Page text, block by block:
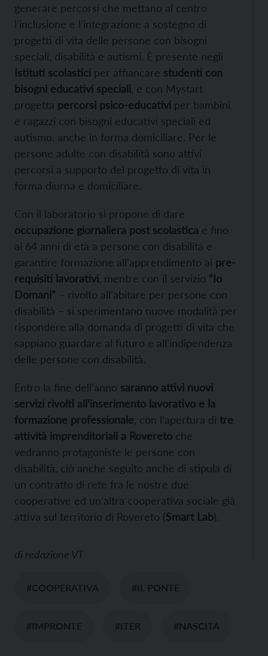
generare percorsi che mettano al centro
l’inclusione e l’integrazione a sostegno di
progetti di vita delle persone con bisogni
speciali, disabilità e autismi. È presente negli
Istituti scolastici per affiancare studenti con
bisogni educativi speciali , e con Mystart
progetta percorsi psico-educativi per bambini
e ragazzi con bisogni educativi speciali ed
autismo, anche in forma domiciliare. Per le
persone adulte con disabilità sono attivi
percorsi a supporto del progetto di vita in
forma diurna e domiciliare.
Con il laboratorio si propone di dare
occupazione giornaliera post scolastica e fino
ai 64 anni di età a persone con disabilità e
garantire formazione all’apprendimento ai pre-
requisiti lavorativi , mentre con il servizio “Io
Domani” – rivolto all’abitare per persone con
disabilità – si sperimentano nuove modalità per
rispondere alla domanda di progetti di vita che
sappiano guardare al futuro e all’indipendenza
delle persone con disabilità.
Entro la fine dell’anno saranno attivi nuovi
servizi rivolti all’inserimento lavorativo e la
formazione professionale , con l’apertura di tre
attività imprenditoriali a Rovereto che
vedranno protagoniste le persone con
disabilità, ciò anche seguito anche di stipula di
un contratto di rete fra le nostre due
cooperative ed un’altra cooperativa sociale già
attiva sul territorio di Rovereto (Smart Lab).
di redazione VT
#COOPERATIVA #IL PONTE
#IMPRONTE #ITER #NASCITA